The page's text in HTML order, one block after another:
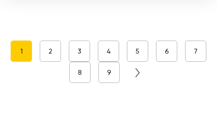
1 2 3 4 5 6 7
8 9